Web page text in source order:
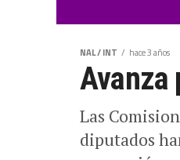
NAL / INT hace 3 años
Avanza
Las
diputados